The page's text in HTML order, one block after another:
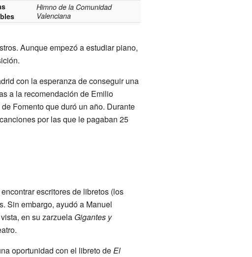
Himno de la Comunidad
Valenciana
Aunque empezó a estudiar piano,
con la esperanza de conseguir una
a la recomendación de Emilio
Fomento que duró un año. Durante
por las que le pagaban 25
escritores de libretos (los
Sin embargo, ayudó a Manuel
en su zarzuela Gigantes y
oportunidad con el libreto deEl